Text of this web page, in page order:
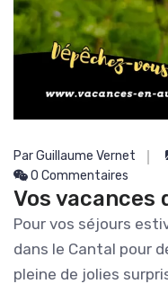
Par Guillaume Vernet
0 Commentaires
Vos vacances
Pour vos séjours
dans le Cantal pour
pleine de jolies